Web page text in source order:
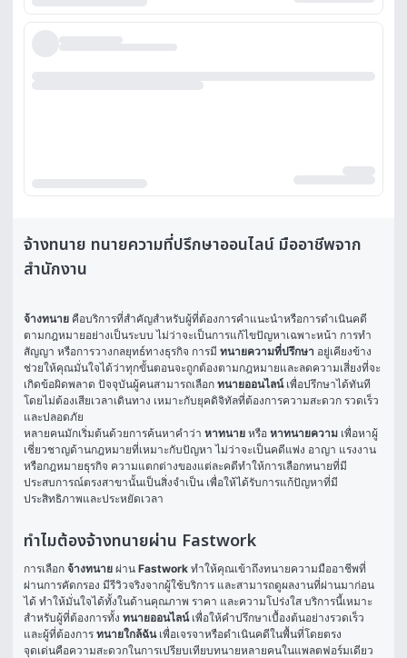
จ้างทนาย ทนายความที่ปรึกษาออนไลน์ มืออาชีพจาก
สำนักงาน
จ้างทนาย คือบริการที่สำคัญสำหรับผู้ที่ต้องการคำแนะนำหรือการดำเนินคดี
ตามกฎหมายอย่างเป็นระบบ ไม่ว่าจะเป็นการแก้ไขปัญหาเฉพาะหน้า การทำ
สัญญา หรือการวางกลยุทธ์ทางธุรกิจ การมี ทนายความที่ปรึกษา อยู่เคียงข้าง
ช่วยให้คุณมั่นใจได้ว่าทุกขั้นตอนจะถูกต้องตามกฎหมายและลดความเสี่ยงที่จะ
เกิดข้อผิดพลาด ปัจจุบันผู้คนสามารถเลือก ทนายออนไลน์ เพื่อปรึกษาได้ทันที
โดยไม่ต้องเสียเวลาเดินทาง เหมาะกับยุคดิจิทัลที่ต้องการความสะดวก รวดเร็ว
และปลอดภัย
หลายคนมักเริ่มต้นด้วยการค้นหาคำว่า หาทนาย หรือ หาทนายความ เพื่อหาผู้
เชี่ยวชาญด้านกฎหมายที่เหมาะกับปัญหา ไม่ว่าจะเป็นคดีแพ่ง อาญา แรงงาน
หรือกฎหมายธุรกิจ ความแตกต่างของแต่ละคดีทำให้การเลือกทนายที่มี
ประสบการณ์ตรงสาขานั้นเป็นสิ่งจำเป็น เพื่อให้ได้รับการแก้ปัญหาที่มี
ประสิทธิภาพและประหยัดเวลา
ทำไมต้องจ้างทนายผ่าน Fastwork
การเลือก จ้างทนาย ผ่าน Fastwork ทำให้คุณเข้าถึงทนายความมืออาชีพที่
ผ่านการคัดกรอง มีรีวิวจริงจากผู้ใช้บริการ และสามารถดูผลงานที่ผ่านมาก่อน
ได้ ทำให้มั่นใจได้ทั้งในด้านคุณภาพ ราคา และความโปร่งใส บริการนี้เหมาะ
สำหรับผู้ที่ต้องการทั้ง ทนายออนไลน์ เพื่อให้คำปรึกษาเบื้องต้นอย่างรวดเร็ว
และผู้ที่ต้องการ ทนายใกล้ฉัน เพื่อเจรจาหรือดำเนินคดีในพื้นที่โดยตรง
จุดเด่นคือความสะดวกในการเปรียบเทียบทนายหลายคนในแพลตฟอร์มเดียว